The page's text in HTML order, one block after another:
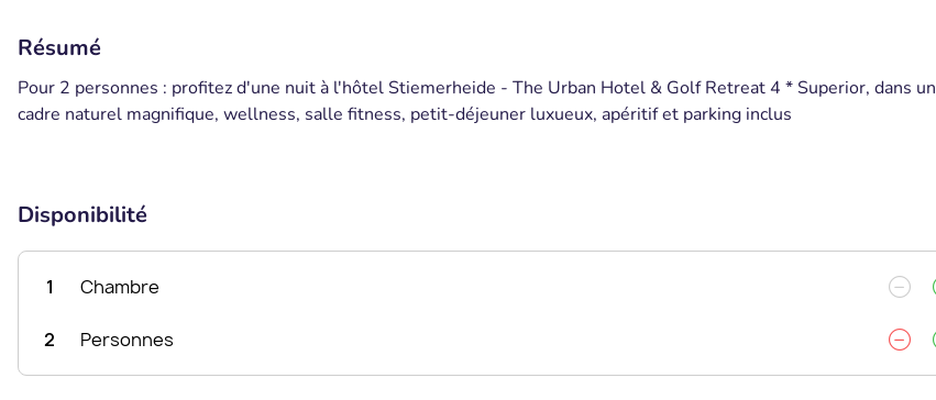
Résumé
Pour 2 personnes : profitez d'une nuit à l'hôtel Stiemerheide - The Urban Hotel & Golf Retreat 4 * Superior, dans un
cadre naturel magnifique, wellness, salle fitness, petit-déjeuner luxueux, apéritif et parking inclus
Disponibilité
1 Chambre
2 Personnes